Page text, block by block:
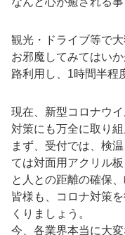
観光・ドライブ等で
お邪魔してみてはい
路利用し、1時間半程
現在、新型コロナウ
対策にも万全に取り組
まず、受付では、検
ては対面用アクリル
と人との距離の確保
皆様も、コロナ対策
くりましょう。
今、各業界本当に大